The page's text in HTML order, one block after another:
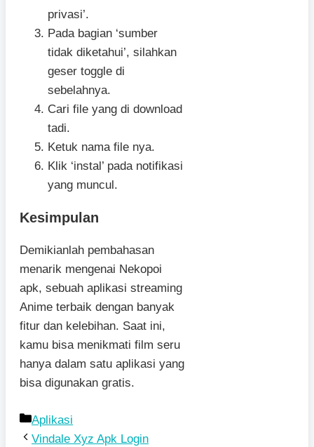
privasi’.
Pada bagian ‘sumber
tidak diketahui’, silahkan
geser toggle di
sebelahnya.
Cari file yang di download
tadi.
Ketuk nama file nya.
Klik ‘instal’ pada notifikasi
yang muncul.
Kesimpulan
Demikianlah pembahasan
menarik mengenai Nekopoi
apk, sebuah aplikasi streaming
Anime terbaik dengan banyak
fitur dan kelebihan. Saat ini,
kamu bisa menikmati film seru
hanya dalam satu aplikasi yang
bisa digunakan gratis.
Kategori
Aplikasi
Vindale Xyz Apk Login